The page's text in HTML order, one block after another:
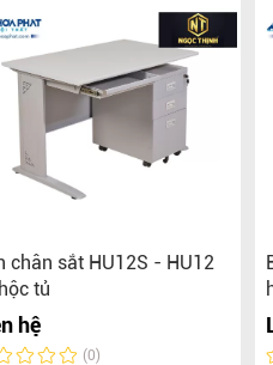
chân sắt HU12S - HU12
tủ
hệ
(0)